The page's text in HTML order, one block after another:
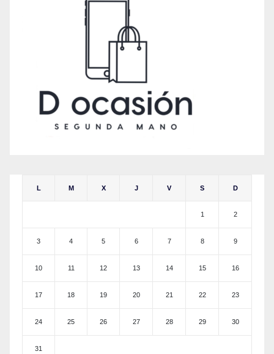
L M X J V S D
1 2
3 4 5 6 7 8 9
10 11 12 13 14 15 16
17 18 19 20 21 22 23
24 25 26 27 28 29 30
31